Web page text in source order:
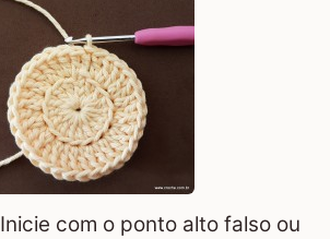
Inicie com o ponto alto falso ou